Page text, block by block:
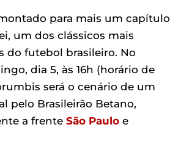
para mais um capítulo
um dos clássicos mais
do futebol brasileiro. No
dia 5, às 16h (horário de
será o cenário de um
pelo Brasileirão Betano,
a frente São Paulo e